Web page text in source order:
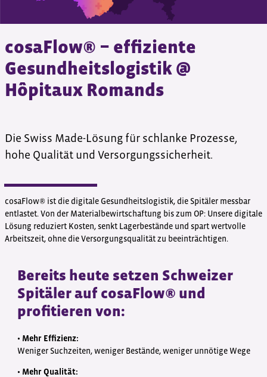
cosaFlow® − effiziente
Gesundheitslogistik @
Hôpitaux Romands
Die Swiss Made-Lösung für schlanke Prozesse,
hohe Qualität und Versorgungssicherheit.
cosaFlow® ist die digitale Gesundheitslogistik, die Spitäler messbar
entlastet. Von der Materialbewirtschaftung bis zum OP: Unsere digitale
Lösung reduziert Kosten, senkt Lagerbestände und spart wertvolle
Arbeitszeit, ohne die Versorgungsqualität zu beeinträchtigen.
Bereits heute setzen Schweizer
Spitäler auf cosaFlow® und
profitieren von:
• Mehr Effizienz:
Weniger Suchzeiten, weniger Bestände, weniger unnötige Wege
• Mehr Qualität: